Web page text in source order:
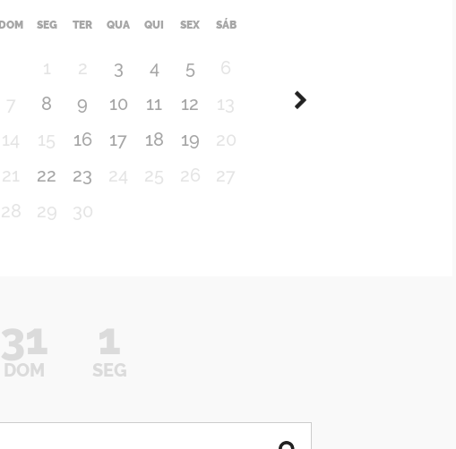
DOM SEG TER QUA QUI SEX SÁB
1 2 3 4 5
6
7
8 9 10 11 12
13
14
15 16 17 18 19
20
21
22 23 24 25 26
27
28
29 30
31
DOM
1
SEG